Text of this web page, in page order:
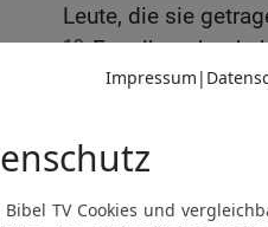
Leute, die sie
19 Er selbst aber
sagte: Ich habe
gebot: Still! Da
20 Und Ehud kam
Obergemach, das
Ich habe ein Wort